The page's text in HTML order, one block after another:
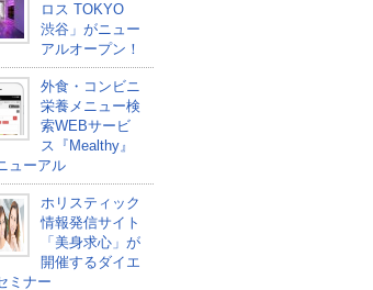
ロス TOKYO
渋谷」がニュー
アルオープン！
外食・コンビニ
栄養メニュー検
索WEBサービ
ス『Mealthy』
ューアル
ホリスティック
情報発信サイト
「美身求心」が
開催するダイエ
ミナー